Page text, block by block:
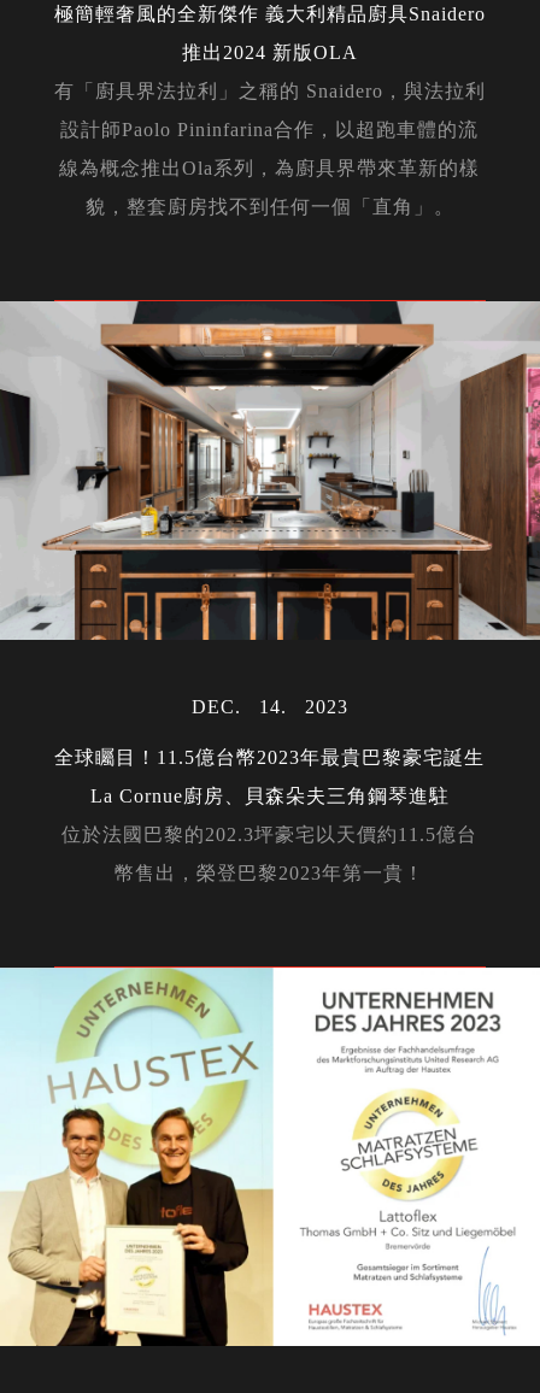
極簡輕奢風的全新傑作 義大利精品廚具Snaidero
推出2024 新版OLA
有「廚具界法拉利」之稱的 Snaidero，與法拉利
設計師Paolo Pininfarina合作，以超跑車體的流
線為概念推出Ola系列，為廚具界帶來革新的樣
貌，整套廚房找不到任何一個「直角」。
DEC 14 2023
全球矚目！11.5億台幣2023年最貴巴黎豪宅誕生
La Cornue廚房、貝森朵夫三角鋼琴進駐
位於法國巴黎的202.3坪豪宅以天價約11.5億台
幣售出，榮登巴黎2023年第一貴！